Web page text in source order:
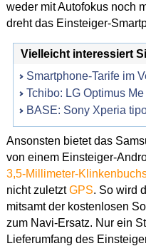
weder mit Autofokus noch
dreht das Einsteiger-
Vielleicht interessiert
Smartphone-Tarife im
Tchibo: LG Optimus
BASE: Sony Xperia
Ansonsten bietet das
von einem Einsteiger-
3,5-Millimeter-
nicht zuletztGPS. So wird
mitsamt der kostenlosen
zum Navi-Ersatz. Nur ein
Lieferumfang des